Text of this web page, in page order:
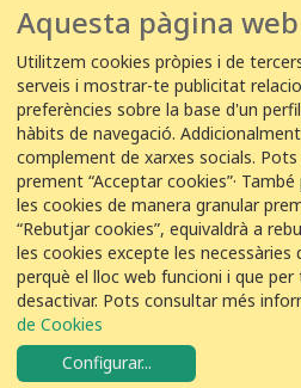
10 de setembre de 2019
10/09/2019 16:00:00
EDAR Cabezo Beaza -Ernesto
2Xarxet marbrenc Marmaronetta
COL·LABORACIÓ
Aquesta pàgina
Utilitzem cookies pròpies i de
serveis i mostrar-te publicitat
preferències sobre la base d'un
hàbits de navegació.
complement de xarxes socials.
prement “Acceptar cookies”·
les cookies de manera granular
“Rebutjar cookies”, equivaldrà a
les cookies excepte les necessàries
perquè el lloc web funcioni i que
desactivar. Pots consultar més
de Cookies
Configurar...